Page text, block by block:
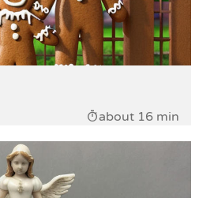
about 16 min